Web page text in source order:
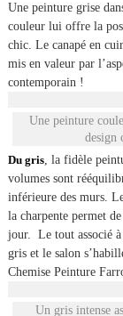
Une peinture grise
couleur lui offre la
chic. Le canapé en
mis en valeur par
contemporain !
Une peinture
design
Du gris, la fidèle
volumes sont
inférieure des murs.
la charpente permet
jour. Le tout associé à
gris et le salon
Chemise Peinture
Un gris intense